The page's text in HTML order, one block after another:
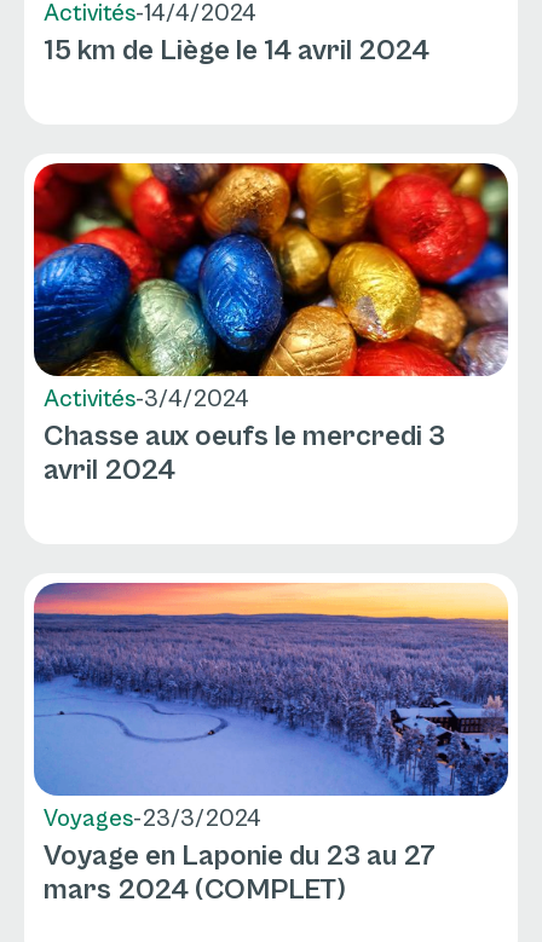
Activités-14/4/2024
15 km de Liège le 14 avril 2024
Activités-3/4/2024
Chasse aux oeufs le mercredi 3
avril 2024
Voyages-23/3/2024
Voyage en Laponie du 23 au 27
mars 2024 (COMPLET)